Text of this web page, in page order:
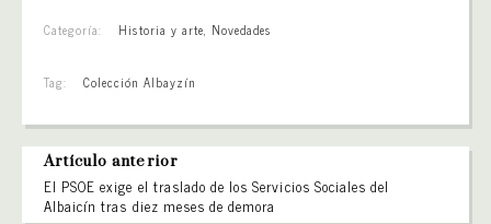
Categoría: Historia y arte, Novedades
Tag: Colección Albayzín
Artículo anterior
El PSOE exige el traslado de los Servicios Sociales del
Albaicín tras diez meses de demora